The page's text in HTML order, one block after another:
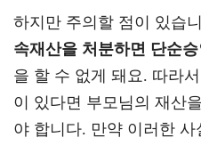
하지만 주의할 점이 있습
속재산을 처분하면 단순
을 할 수 없게 돼요. 따라
이 있다면 부모님의 재산
야 합니다. 만약 이러한